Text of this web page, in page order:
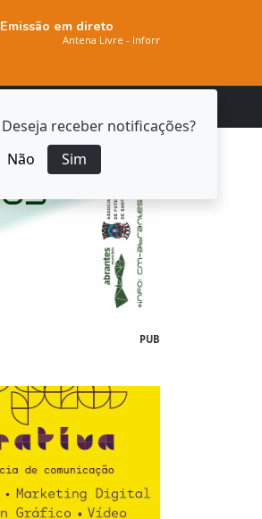
Deseja receber notificações?
Não
Sim
Emissão em direto
PUB